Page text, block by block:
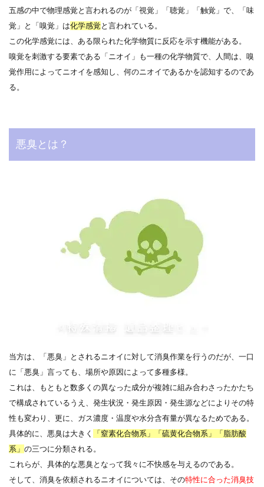
五感の中で物理感覚と言われるのが「視覚」「聴覚」「触覚」で、「味
覚」と「嗅覚」は化学感覚 と言われている。
この化学感覚には、ある限られた化学物質に反応を示す機能がある。
嗅覚を刺激する要素である「ニオイ」も一種の化学物質で、人間は、嗅
覚作用によってニオイを感知し、何のニオイであるかを認知するのであ
る。
悪臭とは？
当方は、「悪臭」とされるニオイに対して消臭作業を行うのだが、一口
に「悪臭」言っても、場所や原因によって多種多様。
これは、もともと数多くの異なった成分が複雑に組み合わさったかたち
で構成されているうえ、発生状況・発生原因・発生源などによりその特
性も変わり、更に、ガス濃度・温度や水分含有量が異なるためである。
具体的に、悪臭は大きく
「窒素化合物系」「硫黄化合物系」「脂肪酸
系」 の三つに分類される。
これらが、具体的な悪臭となって我々に不快感を与えるのである。
そして、消臭を依頼されるニオイについては、その特性に合った消臭技